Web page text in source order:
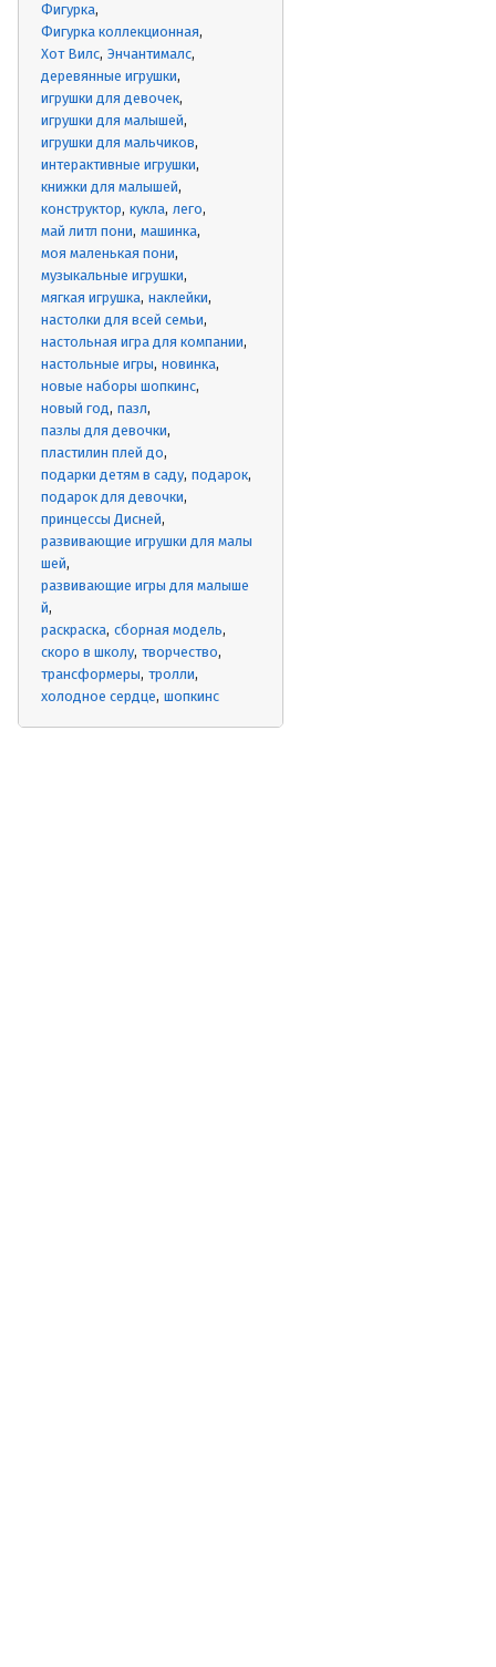
Фигурка
Фигурка коллекционная
Хот Вилс Энчантималс
деревянные игрушки
игрушки для девочек
игрушки для малышей
игрушки для мальчиков
интерактивные игрушки
книжки для малышей
конструктор кукла лего
май литл пони машинка
моя маленькая пони
музыкальные игрушки
мягкая игрушка наклейки
настолки для всей семьи
настольная игра для компании
настольные игры новинка
новые наборы шопкинс
новый год пазл
пазлы для девочки
пластилин плей до
подарки детям в саду подарок
подарок для девочки
принцессы Дисней
развивающие игрушки для малы
шей
развивающие игры для малыше
й
раскраска сборная модель
скоро в школу творчество
трансформеры тролли
холодное сердце шопкинс